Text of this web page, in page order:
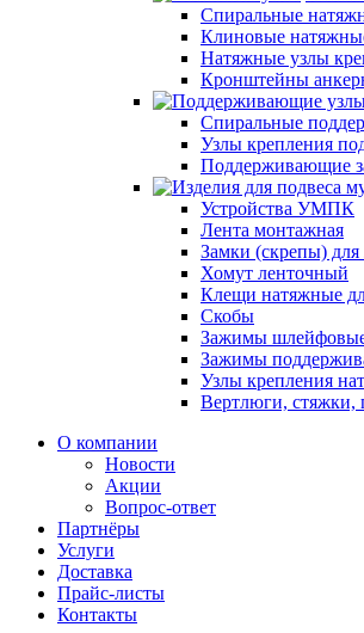
Спиральные
Клиновые
Натяжные узлы
Кронштейны
Спиральные
Узлы крепления
Поддерживающие
Устройства УМПК
Лента монтажная
Замки (скрепы)
Хомут ленточный
Клещи натяжные
Скобы
Зажимы
Зажимы
Узлы крепления
Вертлюги, стяжки,
О компании
Новости
Акции
Вопрос-ответ
Партнёры
Услуги
Доставка
Прайс-листы
Контакты